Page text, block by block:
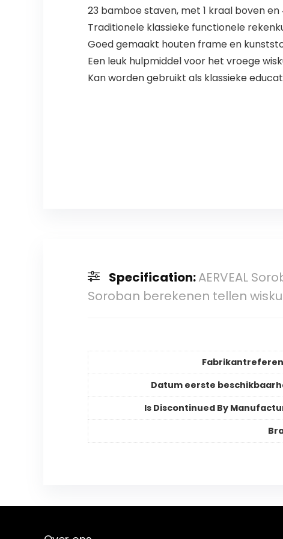
23 bamboe staven, met 1 kraal boven
Traditionele klassieke functionele
Goed gemaakt houten frame en
Een leuk hulpmiddel voor het vroege
Kan worden gebruikt als klassieke
Specification:AERVEAL
Soroban berekenen tellen
Datum eerste
Is Discontinued By